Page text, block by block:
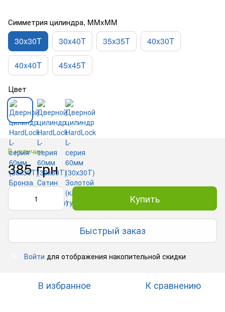
Симметрия цилиндра, MMxMM
30x30T 30x40T 35x35T 40x30T
40x40T 45x45T
Цвет
В наличии
385 грн
Купить
Быстрый заказ
Войти для отображения накопительной скидки
В избранное К сравнению